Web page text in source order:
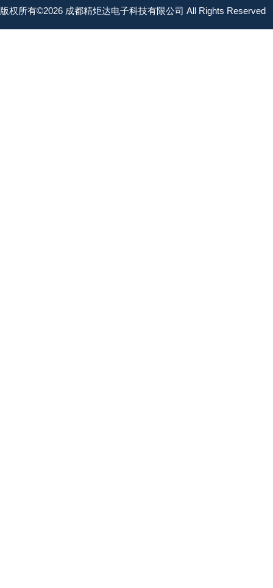
版权所有©2026 成都精炬达电子科技有限公司 All Rights Reserved